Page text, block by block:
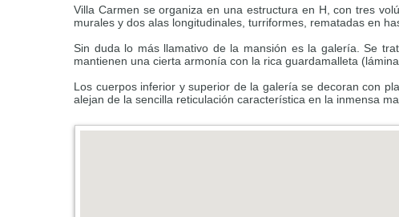
Villa Carmen se organiza en una estructura en H, con tres
murales y dos alas longitudinales, turriformes, rematadas en
Sin duda lo más llamativo de la mansión es la galería. Se
mantienen una cierta armonía con la rica guardamalleta
Los cuerpos inferior y superior de la galería se decoran con
alejan de la sencilla reticulación característica en la inmensa